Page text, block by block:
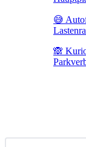
😅
🙈